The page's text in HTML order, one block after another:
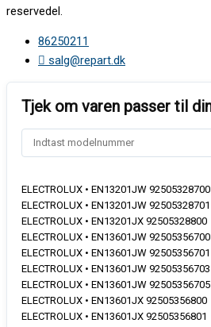
reservedel.
86250211
salg@repart.dk
ELECTROLUX • EN13201JW 92505328700
ELECTROLUX • EN13201JW 92505328701
ELECTROLUX • EN13201JX 92505328800
ELECTROLUX • EN13601JW 92505356700
ELECTROLUX • EN13601JW 92505356701
ELECTROLUX • EN13601JW 92505356703
ELECTROLUX • EN13601JW 92505356705
ELECTROLUX • EN13601JX 92505356800
ELECTROLUX • EN13601JX 92505356801